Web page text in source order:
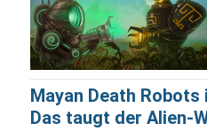
Mayan Death
Das taugt der Alien-